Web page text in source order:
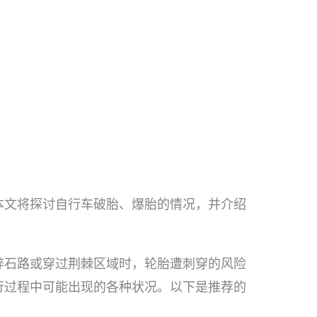
将探讨自行车破胎、爆胎的情况，并介绍
路或穿过荆棘区域时，轮胎遭刺穿的风险
程中可能出现的各种状况。以下是推荐的